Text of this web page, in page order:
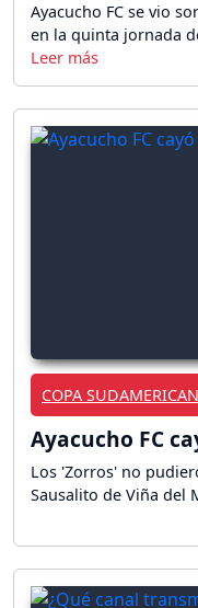
Ayacucho FC se vio
en la quinta jornada
COPA
Ayacucho FC
Los 'Zorros' no
Sausalito de Viña del